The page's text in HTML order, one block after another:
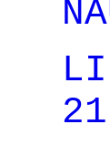
21